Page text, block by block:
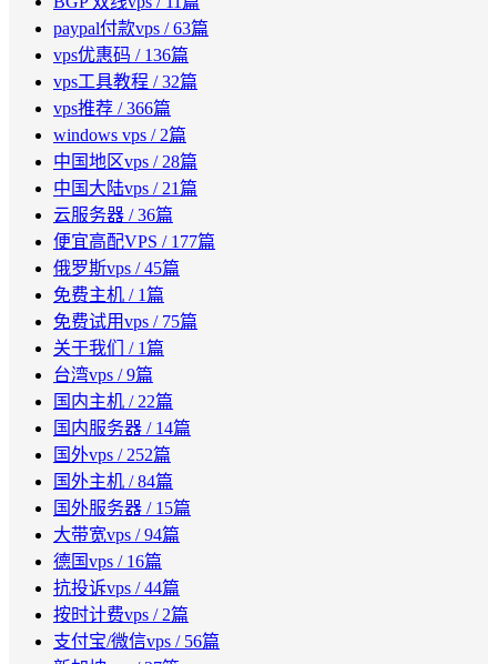
paypal付款vps / 63篇
vps优惠码 / 136篇
vps工具教程 / 32篇
vps推荐 / 366篇
windows vps / 2篇
中国地区vps / 28篇
中国大陆vps / 21篇
云服务器 / 36篇
便宜高配VPS / 177篇
俄罗斯vps / 45篇
免费主机 / 1篇
免费试用vps / 75篇
关于我们
/ 1篇
台湾vps / 9篇
国内主机 / 22篇
国内服务器 / 14篇
国外vps / 252篇
国外主机 / 84篇
国外服务器 / 15篇
大带宽vps / 94篇
德国vps / 16篇
抗投诉vps / 44篇
按时计费vps / 2篇
支付宝/微信vps / 56篇